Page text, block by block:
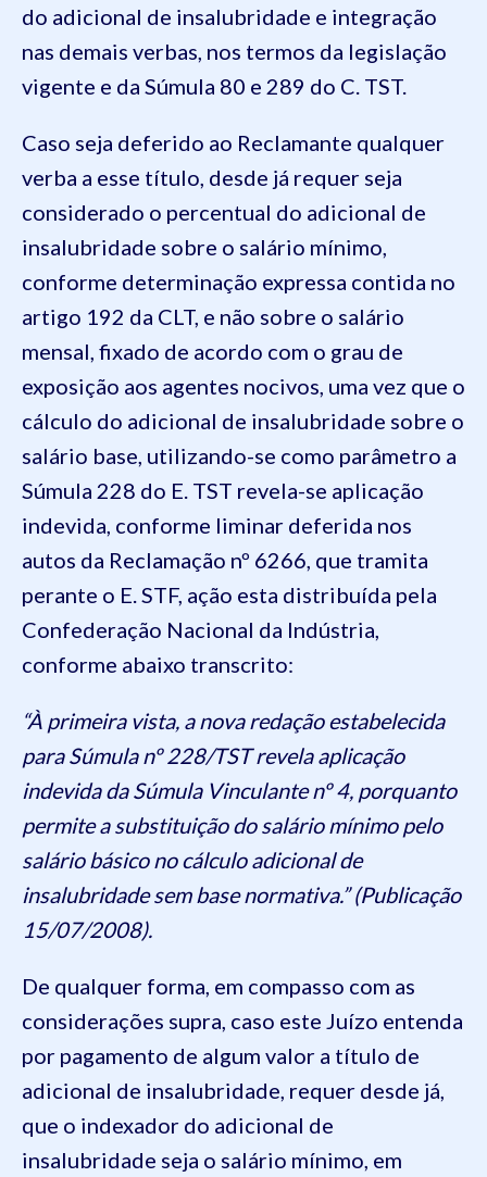
do adicional de insalubridade e integração
nas demais verbas, nos termos da legislação
vigente e da Súmula 80 e 289 do C. TST.
Caso seja deferido ao Reclamante qualquer
verba a esse título, desde já requer seja
considerado o percentual do adicional de
insalubridade sobre o salário mínimo,
conforme determinação expressa contida no
artigo 192 da CLT, e não sobre o salário
mensal, fixado de acordo com o grau de
exposição aos agentes nocivos, uma vez que o
cálculo do adicional de insalubridade sobre o
salário base, utilizando-se como parâmetro a
Súmula 228 do E. TST revela-se aplicação
indevida, conforme liminar deferida nos
autos da Reclamação nº 6266, que tramita
perante o E. STF, ação esta distribuída pela
Confederação Nacional da Indústria,
conforme abaixo transcrito:
“À primeira vista, a nova redação estabelecida
para Súmula nº 228/TST revela aplicação
indevida da Súmula Vinculante nº 4, porquanto
permite a substituição do salário mínimo pelo
salário básico no cálculo adicional de
insalubridade sem base normativa.” (Publicação
15/07/2008).
De qualquer forma, em compasso com as
considerações supra, caso este Juízo entenda
por pagamento de algum valor a título de
adicional de insalubridade, requer desde já,
que o indexador do adicional de
insalubridade seja o salário mínimo, em